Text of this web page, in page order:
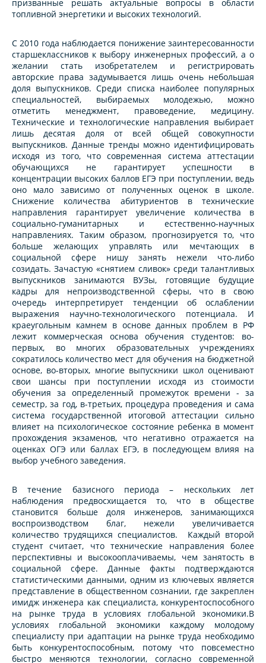
призванные решать актуальные вопросы в области
топливной энергетики и высоких технологий.
С 2010 года наблюдается понижение заинтересованности
старшеклассников к выбору инженерных профессий, а о
желании стать изобретателем и регистрировать
авторские права задумывается лишь очень небольшая
доля выпускников. Среди списка наиболее популярных
специальностей, выбираемых молодежью, можно
отметить менеджмент, правоведение, медицину.
Технические и технологические направления выбирает
лишь десятая доля от всей общей совокупности
выпускников. Данные тренды можно идентифицировать
исходя из того, что современная система аттестации
обучающихся не гарантирует успешности в
концентрации высоких баллов ЕГЭ при поступлении, ведь
оно мало зависимо от полученных оценок в школе.
Снижение количества абитуриентов в технические
направления гарантирует увеличение количества в
социально-гуманитарных и естественно-научных
направлениях. Таким образом, прогнозируется то, что
больше желающих управлять или мечтающих в
социальной сфере нишу занять нежели что-либо
созидать. Зачастую «снятием сливок» среди талантливых
выпускников занимаются ВУЗы, готовящие будущие
кадры для непроизводственной сферы, что в свою
очередь интерпретирует тенденции об ослаблении
выражения научно-технологического потенциала. И
краеугольным камнем в основе данных проблем в РФ
лежит коммерческая основа обучения студентов: во-
первых, во многих образовательных учреждениях
сократилось количество мест для обучения на бюджетной
основе, во-вторых, многие выпускники школ оценивают
свои шансы при поступлении исходя из стоимости
обучения за определенный промежуток времени - за
семестр, за год, в-третьих, процедура проведения и сама
система государственной итоговой аттестации сильно
влияет на психологическое состояние ребенка в момент
прохождения экзаменов, что негативно отражается на
оценках ОГЭ или баллах ЕГЭ, в последующем влияя на
выбор учебного заведения.
В течение базисного периода – нескольких лет
наблюдения предвосхищается то, что в обществе
становится больше доля инженеров, занимающихся
воспроизводством благ, нежели увеличивается
количество трудящихся специалистов. Каждый второй
студент считает, что технические направления более
перспективны и высокооплачиваемы, чем занятость в
социальной сфере. Данные факты подтверждаются
статистическими данными, одним из ключевых является
представление в общественном сознании, где закреплен
имидж инженера как специалиста, конкурентоспособного
на рынке труда в условиях глобальной экономики.В
условиях глобальной экономики каждому молодому
специалисту при адаптации на рынке труда необходимо
быть конкурентоспособным, потому что повсеместно
быстро меняются технологии, согласно современной